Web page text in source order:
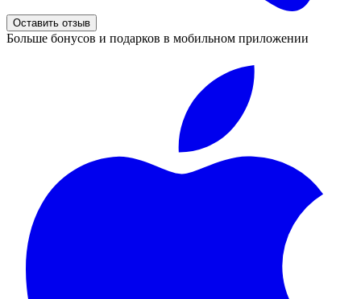
Оставить отзыв
Больше бонусов и подарков в мобильном приложении